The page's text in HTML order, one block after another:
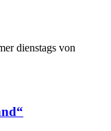
dienstags von